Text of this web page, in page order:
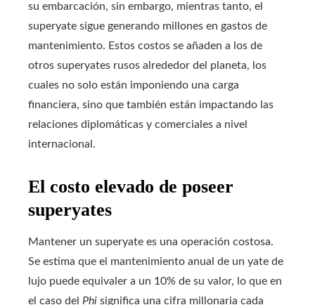
su embarcación, sin embargo, mientras tanto, el
superyate sigue generando millones en gastos de
mantenimiento. Estos costos se añaden a los de
otros superyates rusos alrededor del planeta, los
cuales no solo están imponiendo una carga
financiera, sino que también están impactando las
relaciones diplomáticas y comerciales a nivel
internacional.
El costo elevado de poseer
superyates
Mantener un superyate es una operación costosa.
Se estima que el mantenimiento anual de un yate de
lujo puede equivaler a un 10% de su valor, lo que en
el caso del Phi significa una cifra millonaria cada